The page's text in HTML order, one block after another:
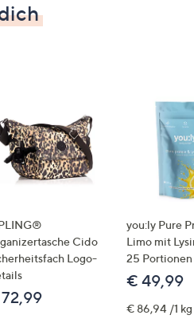
Cido
Logo-
you:ly Pure
Limo mit
25 Portionen
€ 49,99
€ 86,94 /1 kg